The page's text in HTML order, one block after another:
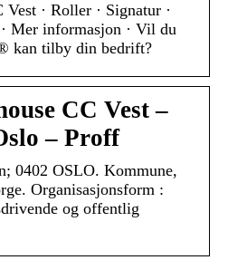
· Roller · Signatur ·
Mer informasjon · Vil du
kan tilby din bedrift?
CC Vest –
– Proff
0402 OSLO. Kommune,
Organisasjonsform :
og offentlig